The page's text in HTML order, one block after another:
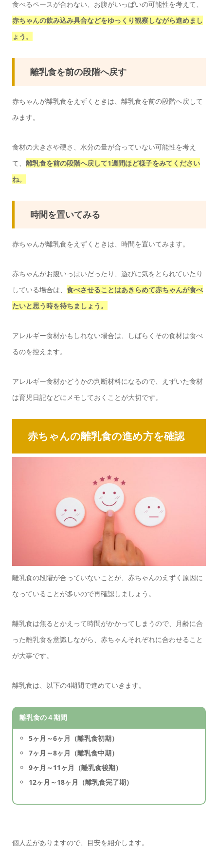
食べるペースが合わない、お腹がいっぱいの可能性を考えて、
赤ちゃんの飲み込み具合などをゆっくり観察しながら進めまし
ょう。
離乳食を前の段階へ戻す
赤ちゃんが離乳食をえずくときは、離乳食を前の段階へ戻して
みます。
食材の大きさや硬さ、水分の量が合っていない可能性を考え
て、 離乳食を前の段階へ戻して1週間ほど様子をみてください
ね。
時間を置いてみる
赤ちゃんが離乳食をえずくときは、時間を置いてみます。
赤ちゃんがお腹いっぱいだったり、遊びに気をとられていたり
している場合は、 食べさせることはあきらめて赤ちゃんが食べ
たいと思う時を待ちましょう。
アレルギー食材かもしれない場合は、しばらくその食材は食べ
るのを控えます。
アレルギー食材かどうかの判断材料になるので、えずいた食材
は育児日記などにメモしておくことが大切です。
赤ちゃんの離乳食の進め方を確認
離乳食の段階が合っていないことが、赤ちゃんのえずく原因に
なっていることが多いので再確認しましょう。
離乳食は焦るとかえって時間がかかってしまうので、月齢に合
った離乳食を意識しながら、赤ちゃんそれぞれに合わせること
が大事です。
離乳食は、以下の4期間で進めていきます。
離乳食の４期間
5ヶ月～6ヶ月（離乳食初期）
7ヶ月～8ヶ月（離乳食中期）
9ヶ月～11ヶ月（離乳食後期）
12ヶ月～18ヶ月（離乳食完了期）
個人差がありますので、目安を紹介します。